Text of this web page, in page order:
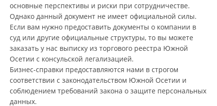
основные перспективы и риски при сотрудничестве.
Однако данный документ не имеет официальной силы.
Если вам нужно предоставить документы о компании в
суд или другие официальные структуры, то вы можете
заказать у нас выписку из торгового реестра Южной
Осетии с консульской легализацией.
Бизнес-справки предоставляются нами в строгом
соответствии с законодательством Южной Осетии и
соблюдением требований закона о защите персональных
данных.